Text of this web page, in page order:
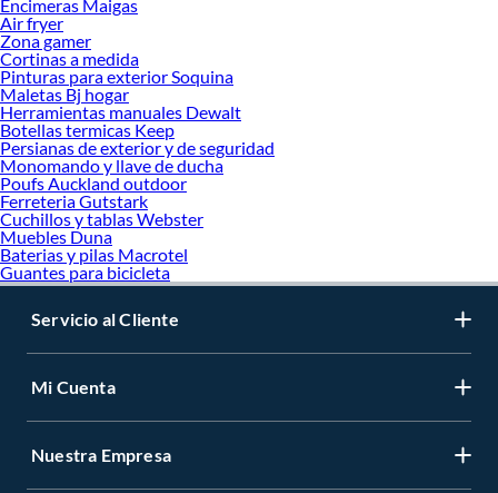
Encimeras Maigas
Air fryer
Zona gamer
Cortinas a medida
Pinturas para exterior Soquina
Maletas Bj hogar
Herramientas manuales Dewalt
Botellas termicas Keep
Persianas de exterior y de seguridad
Monomando y llave de ducha
Poufs Auckland outdoor
Ferreteria Gutstark
Cuchillos y tablas Webster
Muebles Duna
Baterias y pilas Macrotel
Guantes para bicicleta
Servicio al Cliente
Mi Cuenta
Nuestra Empresa